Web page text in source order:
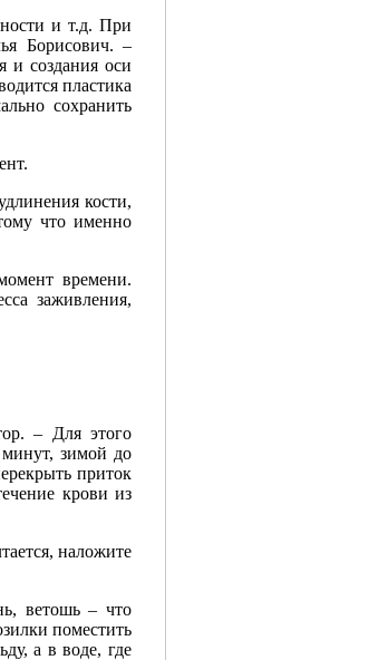
и т.д. При
Борисович. –
и создания оси
пластика
сохранить
кости,
что именно
времени.
заживления,
– Для этого
минут, зимой до
приток
крови из
наложите
ветошь – что
поместить
а в воде, где